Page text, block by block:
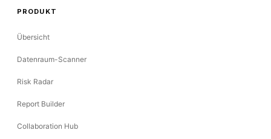
PRODUKT
Übersicht
Datenraum-Scanner
Risk Radar
Report Builder
Collaboration Hub